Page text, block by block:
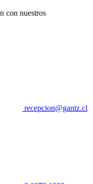
con nuestros
recepcion@gantz.cl